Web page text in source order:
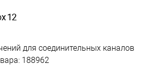
12
для соединительных каналов
188962